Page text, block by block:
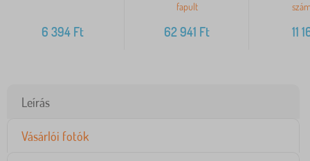
6 394Ft
fapult
62 941 Ft 11
Leírás
Vásárlói fotók